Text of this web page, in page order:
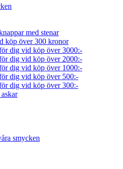
med stenar
köp över 300 kronor
dig vid köp över 3000:-
dig vid köp över 2000:-
dig vid köp över 1000:-
dig vid köp över 500:-
dig vid köp över 300:-
smycken